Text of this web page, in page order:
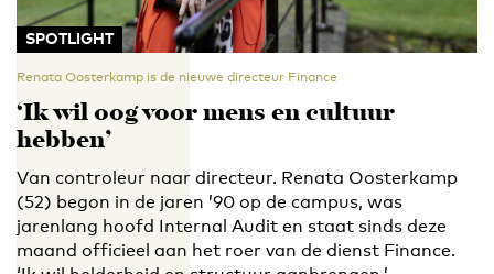
SPOTLIGHT
Renata Oosterkamp is de nieuwe directeur Finance
‘Ik wil oog voor mens en cultuur
hebben’
Van controleur naar directeur. Renata Oosterkamp
(52) begon in de jaren ’90 op de campus, was
jarenlang hoofd Internal Audit en staat sinds deze
maand officieel aan het roer van de dienst Finance.